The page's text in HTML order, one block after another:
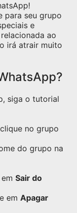
para seu grupo
e
ao
irá atrair muito
siga o tutorial
no grupo
do grupo na
Sair do
em Apagar